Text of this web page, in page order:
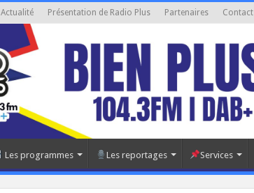
Actualité Présentation de Radio Plus Partenaires Contact
Les programmes Les reportages Services